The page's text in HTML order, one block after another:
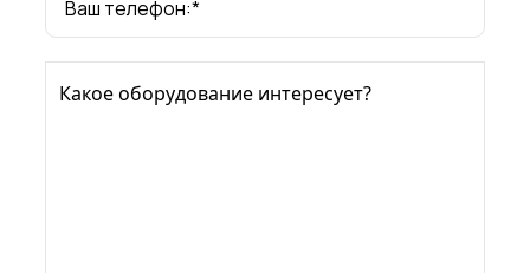
Нажимая
Ваш телефон:*
Какое оборудование интересует?